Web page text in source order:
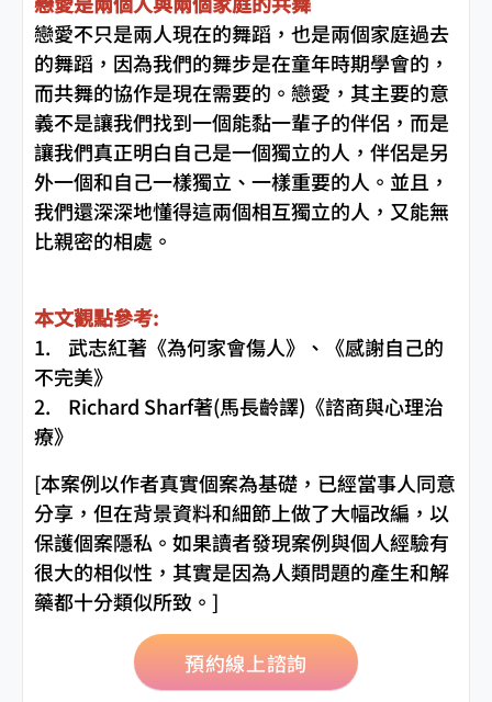
戀愛不只是兩人現在的舞蹈，也是兩個家庭過去
的舞蹈，因為我們的舞步是在童年時期學會的，
而共舞的協作是現在需要的。戀愛，其主要的意
義不是讓我們找到一個能黏一輩子的伴侶，而是
讓我們真正明白自己是一個獨立的人，伴侶是另
外一個和自己一樣獨立、一樣重要的人。並且，
我們還深深地懂得這兩個相互獨立的人，又能無
比親密的相處。
本文觀點參考:
1. 武志紅著《為何家會傷人》、《感謝自己的
不完美》
2. Richard Sharf著(馬長齡譯)《諮商與心理治
療》
[本案例以作者真實個案為基礎，已經當事人同意
分享，但在背景資料和細節上做了大幅改編，以
保護個案隱私。如果讀者發現案例與個人經驗有
很大的相似性，其實是因為人類問題的產生和解
藥都十分類似所致。]
預約線上諮詢